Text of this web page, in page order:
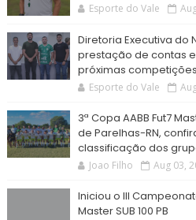
Esporte do Vale
Diretoria Executiva do
prestação de contas
próximas competições
Esporte do Vale
3ª Copa AABB Fut7
de Parelhas-RN,
classificação dos
Joao Filho Aug 03,
Iniciou o III
Master SUB 100 PB